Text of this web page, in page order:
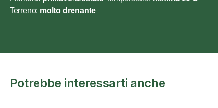
Terreno: molto drenante
Potrebbe interessarti anche